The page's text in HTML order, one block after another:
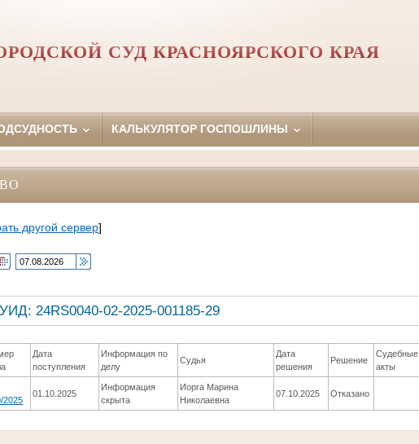
СУД КРАСНОЯРСКОГО КРАЯ
КАЛЬКУЛЯТОР ГОСПОШЛИНЫ
другой сервер]
УИД: 24RS0040-02-2025-001185-29
Дата
поступления
Информация по
делу
Судья
Дата
решения
Решение
Судебные
акты
2025
01.10.2025
Информация
скрыта
Иорга Марина
Николаевна
07.10.2025 Отказано